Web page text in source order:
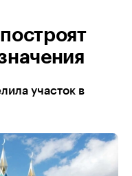
участок в